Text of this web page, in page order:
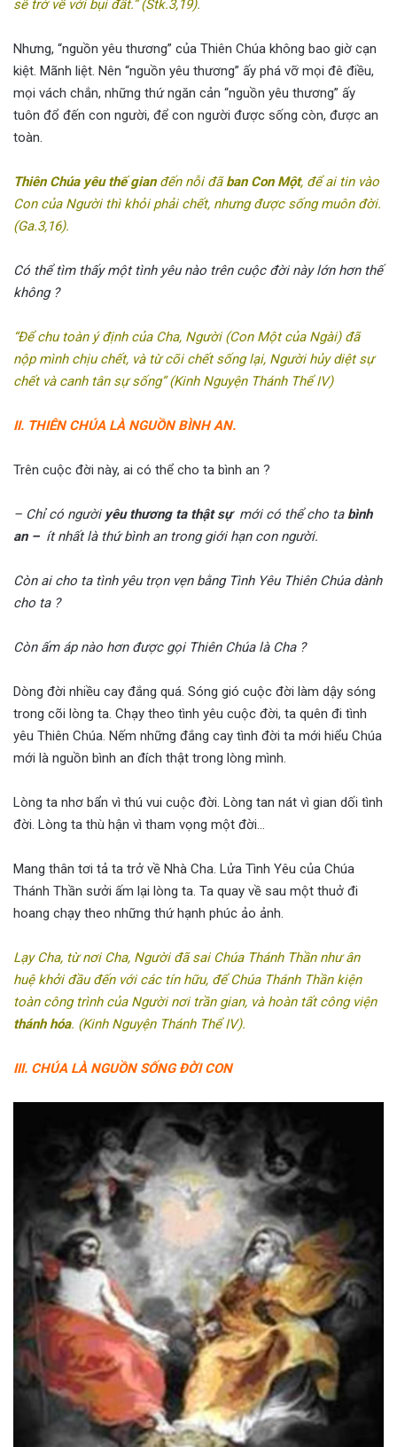
sẽ trở về với bụi đất.” (Stk.3,19).
Nhưng, “nguồn yêu thương” của Thiên Chúa không bao giờ cạn
kiệt. Mãnh liệt. Nên “nguồn yêu thương” ấy phá vỡ mọi đê điều,
mọi vách chắn, những thứ ngăn cản “nguồn yêu thương” ấy
tuôn đổ đến con người, để con người được sống còn, được an
toàn.
Thiên Chúa yêu thế gianđến nỗi đãban Con Một, để ai tin vào
Con của Người thì khỏi phải chết, nhưng được sống muôn đời.
(Ga.3,16).
Có thể tìm thấy một tình yêu nào trên cuộc đời này lớn hơn thế
không ?
“Để chu toàn ý định của Cha, Người (Con Một của Ngài) đã
nộp mình chịu chết, và từ cõi chết sống lại, Người hủy diệt sự
chết và canh tân sự sống” (Kinh Nguyện Thánh Thể IV)
II. THIÊN CHÚA LÀ NGUỒN BÌNH AN.
Trên cuộc đời này, ai có thể cho ta bình an ?
– Chỉ có người yêu thương ta thật sựmới có thể cho ta bình
an – ít nhất là thứ bình an trong giới hạn con người.
Còn ai cho ta tình yêu trọn vẹn bằng Tình Yêu Thiên Chúa dành
cho ta ?
Còn ấm áp nào hơn được gọi Thiên Chúa là Cha ?
Dòng đời nhiều cay đắng quá. Sóng gió cuộc đời làm dậy sóng
trong cõi lòng ta. Chạy theo tình yêu cuộc đời, ta quên đi tình
yêu Thiên Chúa. Nếm những đắng cay tình đời ta mới hiểu Chúa
mới là nguồn bình an đích thật trong lòng mình.
Lòng ta nhơ bẩn vì thú vui cuộc đời. Lòng tan nát vì gian dối tình
đời. Lòng ta thù hận vì tham vọng một đời…
Mang thân tơi tả ta trở về Nhà Cha. Lửa Tình Yêu của Chúa
Thánh Thần sưởi ấm lại lòng ta. Ta quay về sau một thuở đi
hoang chạy theo những thứ hạnh phúc ảo ảnh.
Lạy Cha, từ nơi Cha, Người đã sai Chúa Thánh Thần như ân
huệ khởi đầu đến với các tín hữu, để Chúa Thánh Thần kiện
toàn công trình của Người nơi trần gian, và hoàn tất công viện
thánh hóa. (Kinh Nguyện Thánh Thể IV).
III. CHÚA LÀ NGUỒN SỐNG ĐỜI CON